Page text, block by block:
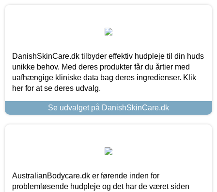
DanishSkinCare.dk tilbyder effektiv hudpleje til din huds
unikke behov. Med deres produkter får du årtier med
uafhængige kliniske data bag deres ingredienser. Klik
her for at se deres udvalg.
Se udvalget på DanishSkinCare.dk
AustralianBodycare.dk er førende inden for
problemløsende hudpleje og det har de været siden